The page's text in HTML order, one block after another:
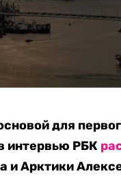
для
интервью РБК
и Арктики